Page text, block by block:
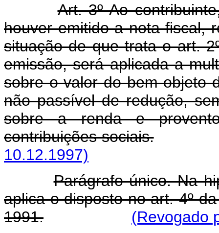
Art. 3º Ao
houver emitido a nota fiscal,
situação de que trata o art.
emissão, será aplicada a
sobre o valor do bem objeto
não passível de redução,
sobre a renda e
contribuições sociais.
10.12.1997)
Parágrafo único. Na
aplica o disposto no art. 4º
1991.
(Revogado